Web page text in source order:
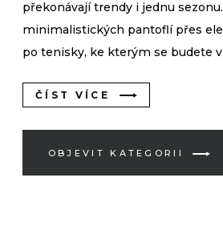
překonávají trendy i jednu
minimalistických pantoflí přes
po tenisky, ke kterým se budete
ČÍST VÍCE
OBJEVIT KATEGORII